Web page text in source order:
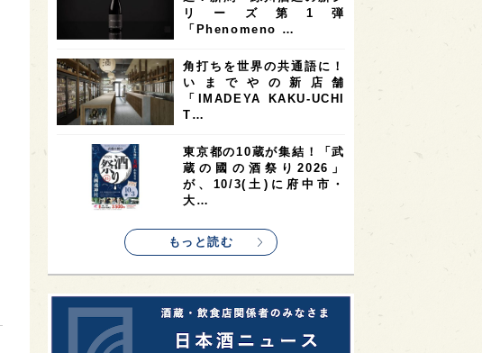
SAKEの時代を生きる 静岡県 1 長崎県
全蔵めぐり 1 シンガポール 1 カナダ 1
群馬県 1 熊本県 徳島県
イギリス 1 ノルウェー 1 新宿区 1
歌舞伎町 1 1 鳥取県 1
saketimes_image_4
リーズ第1弾
「Phenomeno …
角打ちを世界の共通語に！
いまでやの新店舗
「IMADEYA KAKU-UCHI
T…
東京都の10蔵が集結！「武
蔵の國の酒祭り2026」
が、10/3(土)に府中市・
大…
もっと読む